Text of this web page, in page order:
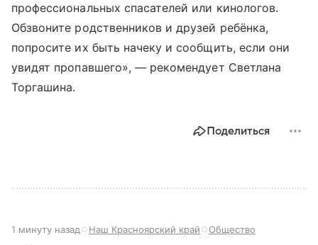
профессиональных спасателей или кинологов.
Обзвоните родственников и друзей ребёнка,
попросите их быть начеку и сообщить, если они
увидят пропавшего», — рекомендует Светлана
Торгашина.
Поделиться
1 минуту назад Наш Красноярский край Общество